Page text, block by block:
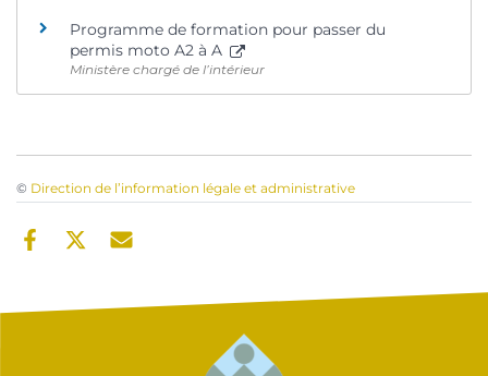
Programme de formation pour passer du
permis moto A2 à A
Ministère chargé de l’intérieur
© Direction de l’information légale et administrative